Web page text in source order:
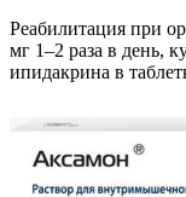
Реабилитация при
мг 1–2 раза в день,
ипидакрина в